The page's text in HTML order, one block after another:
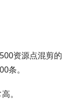
资源点混剪的
条。
。